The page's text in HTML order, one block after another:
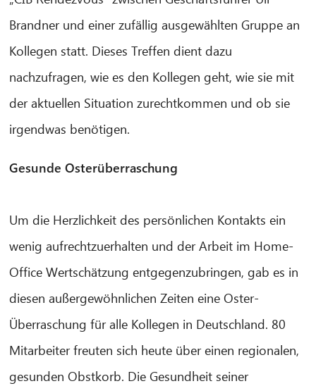
Brandner und einer zufällig ausgewählten Gruppe an
Kollegen statt. Dieses Treffen dient dazu
nachzufragen, wie es den Kollegen geht, wie sie mit
der aktuellen Situation zurechtkommen und ob sie
irgendwas benötigen.
Gesunde Osterüberraschung
Um die Herzlichkeit des persönlichen Kontakts ein
wenig aufrechtzuerhalten und der Arbeit im Home-
Office Wertschätzung entgegenzubringen, gab es in
diesen außergewöhnlichen Zeiten eine Oster-
Überraschung für alle Kollegen in Deutschland. 80
Mitarbeiter freuten sich heute über einen regionalen,
gesunden Obstkorb. Die Gesundheit seiner
CIB AI ChatBot
Hello! What can I do for you?